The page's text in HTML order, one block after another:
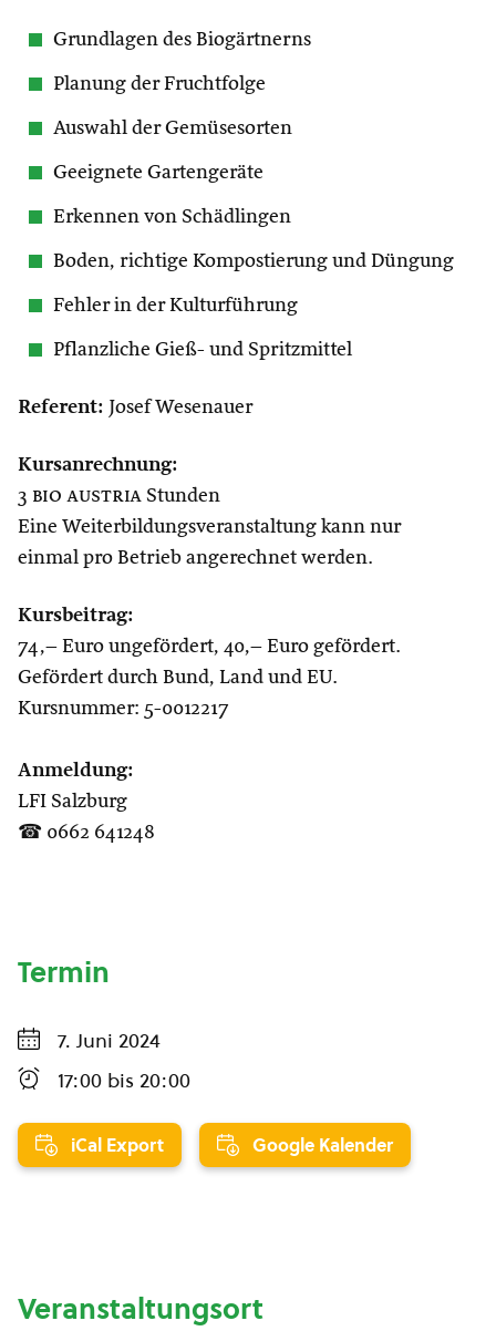
Grundlagen des Biogärtnerns
Planung der Fruchtfolge
Auswahl der Gemüsesorten
Geeignete Gartengeräte
Erkennen von Schädlingen
Boden, richtige Kompostierung und Düngung
Fehler in der Kulturführung
Pflanzliche Gieß- und Spritzmittel
Referent: Josef Wesenauer
Kursanrechnung:
3 bio austria Stunden
Eine Weiterbildungsveranstaltung kann nur
einmal pro Betrieb angerechnet werden.
Kursbeitrag:
74,– Euro ungefördert, 40,– Euro gefördert.
Gefördert durch Bund, Land und EU.
Kursnummer: 5-0012217
Anmeldung:
LFI Salzburg
☎ 0662 641248
Termin
7. Juni 2024
17:00 bis 20:00
iCal Export Google Kalender
Veranstaltungsort